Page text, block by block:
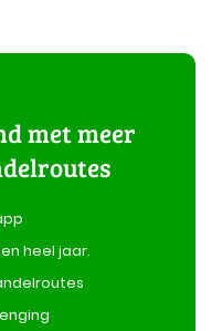
met meer
heel jaar.